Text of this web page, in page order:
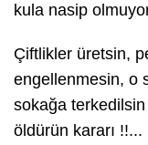
kula nasip
Çiftlikler üretsin,
engellenmesin, o
sokağa terkedilsin
öldürün kararı